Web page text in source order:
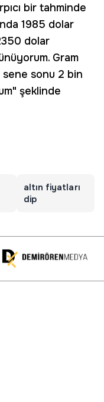
bir tahminde
1985 dolar
dolar
Gram
sene sonu 2 bin
şeklinde
altın fiyatları
dip